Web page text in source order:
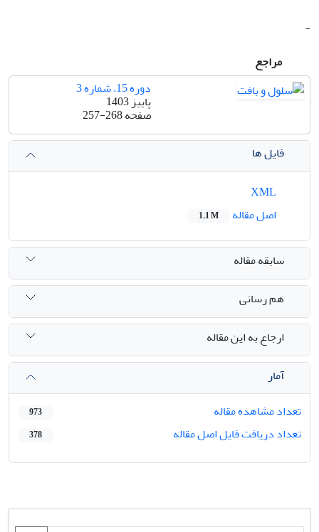
-
مراجع
دوره 15، شماره 3
پاییز 1403
صفحه257-268
فایل ها
اصل مقاله
1.1 M
سابقه مقاله
هم رسانی
ارجاع به این مقاله
آمار
تعداد مشاهده مقاله
973
تعداد دریافت فایل اصل مقاله 378